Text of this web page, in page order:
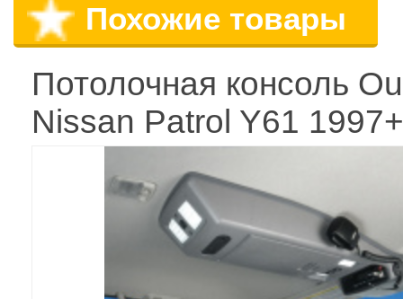
Похожие товары
Потолочная консоль
Nissan Patrol Y61 1997+